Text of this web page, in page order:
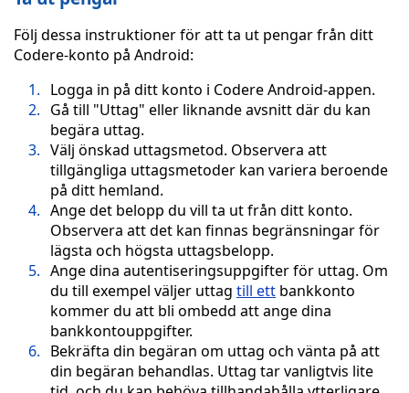
Följ dessa instruktioner för att ta ut pengar från ditt
Codere-konto på Android:
Logga in på ditt konto i Codere Android-appen.
Gå till "Uttag" eller liknande avsnitt där du kan
begära uttag.
Välj önskad uttagsmetod. Observera att
tillgängliga uttagsmetoder kan variera beroende
på ditt hemland.
Ange det belopp du vill ta ut från ditt konto.
Observera att det kan finnas begränsningar för
lägsta och högsta uttagsbelopp.
Ange dina autentiseringsuppgifter för uttag. Om
du till exempel väljer uttag till ett bankkonto
kommer du att bli ombedd att ange dina
bankkontouppgifter.
Bekräfta din begäran om uttag och vänta på att
din begäran behandlas. Uttag tar vanligtvis lite